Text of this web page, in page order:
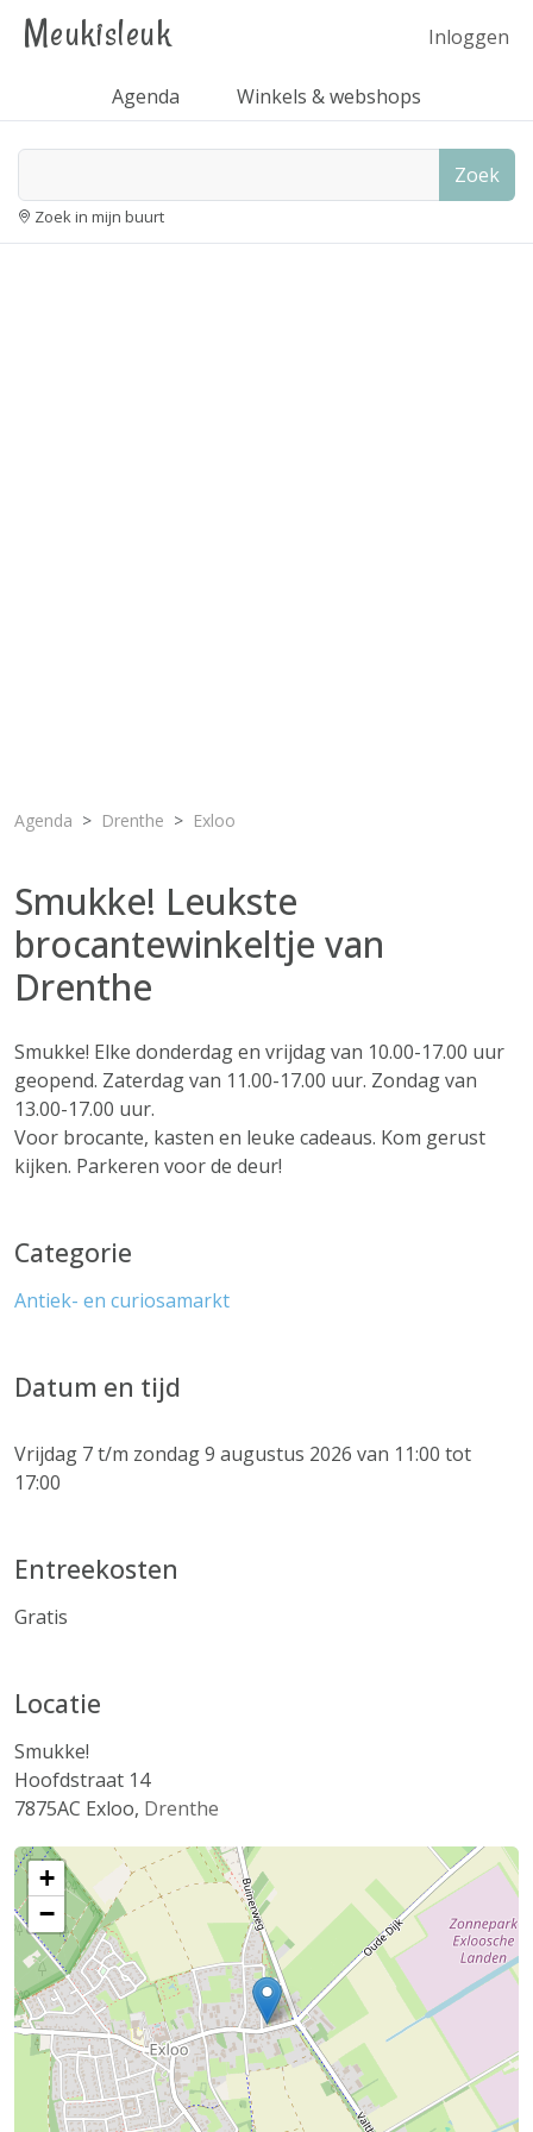
Meukisleuk Inloggen
Agenda Winkels & webshops
Zoek
Zoek in mijn buurt
Agenda Drenthe Exloo
Smukke! Leukste
brocantewinkeltje van
Drenthe
Smukke! Elke donderdag en vrijdag van 10.00-17.00 uur
geopend. Zaterdag van 11.00-17.00 uur. Zondag van
13.00-17.00 uur.
Voor brocante, kasten en leuke cadeaus. Kom gerust
kijken. Parkeren voor de deur!
Categorie
Antiek- en curiosamarkt
Datum en tijd
Vrijdag 7 t/m zondag 9 augustus 2026 van 11:00 tot
17:00
Entreekosten
Gratis
Locatie
Smukke!
Hoofdstraat 14
7875AC Exloo, Drenthe
+
−